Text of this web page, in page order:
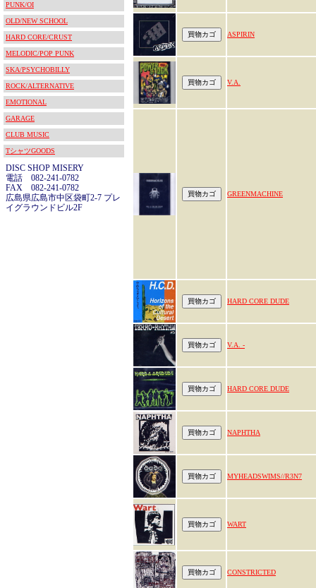
PUNK/OI
OLD/NEW SCHOOL
HARD CORE/CRUST
MELODIC/POP PUNK
SKA/PSYCHOBILLY
ROCK/ALTERNATIVE
EMOTIONAL
GARAGE
CLUB MUSIC
TシャツGOODS
DISC SHOP MISERY
電話 082-241-0782
FAX 082-241-0782
広島県広島市中区袋町2-7 プレ
イグラウンドビル2F
ASPIRIN
V.A.
GREENMACHINE
HARD CORE DUDE
V.A. -
HARD CORE DUDE
NAPHTHA
MYHEADSWIMS//R3N7
WART
CONSTRICTED